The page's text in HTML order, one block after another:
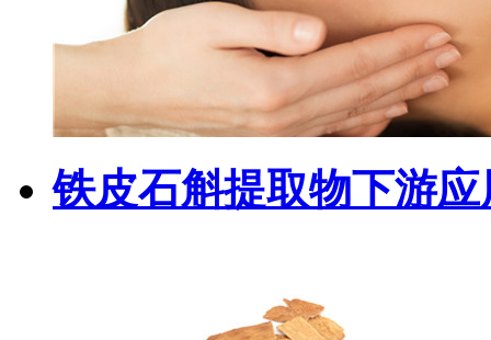
铁皮石斛提取物下游